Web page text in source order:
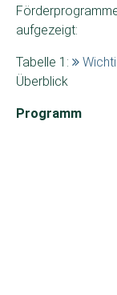
aufgezeigt:
Tabelle 1:
Überblick
Programm